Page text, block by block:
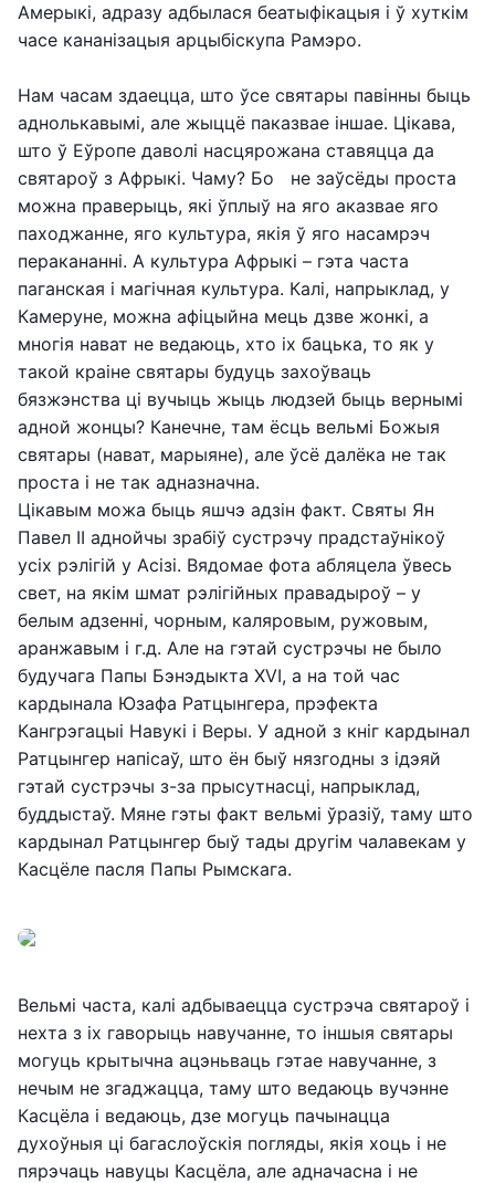
Амерыкі, адразу адбылася беатыфікацыя і ў хуткім
часе кананізацыя арцыбіскупа Рамэро.
Нам часам здаецца, што ўсе святары павінны быць
аднолькавымі, але жыццё паказвае іншае. Цікава,
што ў Еўропе даволі насцярожана ставяцца да
святароў з Афрыкі. Чаму? Бо не заўсёды проста
можна праверыць, які ўплыў на яго аказвае яго
паходжанне, яго культура, якія ў яго насамрэч
перакананні. А культура Афрыкі – гэта часта
паганская і магічная культура. Калі, напрыклад, у
Камеруне, можна афіцыйна мець дзве жонкі, а
многія нават не ведаюць, хто іх бацька, то як у
такой краіне святары будуць захоўваць
бязжэнства ці вучыць жыць людзей быць вернымі
адной жонцы? Канечне, там ёсць вельмі Божыя
святары (нават, марыяне), але ўсё далёка не так
проста і не так адназначна.
Цікавым можа быць яшчэ адзін факт. Святы Ян
Павел ІІ аднойчы зрабіў сустрэчу прадстаўнікоў
усіх рэлігій у Асізі. Вядомае фота абляцела ўвесь
свет, на якім шмат рэлігійных правадыроў – у
белым адзенні, чорным, каляровым, ружовым,
аранжавым і г.д. Але на гэтай сустрэчы не было
будучага Папы Бэнэдыкта XVI, а на той час
кардынала Юзафа Ратцынгера, прэфекта
Кангрэгацыі Навукі і Веры. У адной з кніг кардынал
Ратцынгер напісаў, што ён быў нязгодны з ідэяй
гэтай сустрэчы з-за прысутнасці, напрыклад,
буддыстаў. Мяне гэты факт вельмі ўразіў, таму што
кардынал Ратцынгер быў тады другім чалавекам у
Касцёле пасля Папы Рымскага.
Вельмі часта, калі адбываецца сустрэча святароў і
нехта з іх гаворыць навучанне, то іншыя святары
могуць крытычна ацэньваць гэтае навучанне, з
нечым не згаджацца, таму што ведаюць вучэнне
Касцёла і ведаюць, дзе могуць пачынацца
духоўныя ці багаслоўскія погляды, якія хоць і не
пярэчаць навуцы Касцёла, але адначасна і не